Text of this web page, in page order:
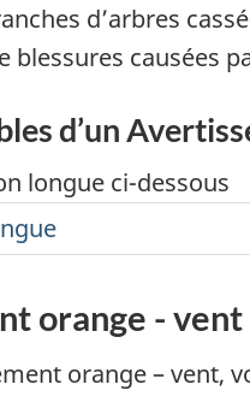
d’arbres
blessures causées
d’un
orange - vent
orange – vent,